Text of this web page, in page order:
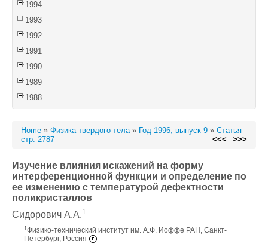
1994
1993
1992
1991
1990
1989
1988
Home » Физика твердого тела» Год 1996, выпуск 9 » Статья
стр. 2787
<<< >>>
Изучение влияния искажений на форму
интерференционной функции и определение по
ее изменению с температурой дефектности
поликристаллов
Сидорович А.А.1
1 Физико-технический институт им. А.Ф. Иоффе РАН, Санкт-
Петербург, Россия